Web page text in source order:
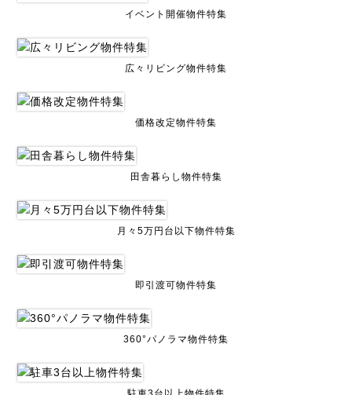
イベント開催物件特集
広々リビング物件特集
価格改定物件特集
田舎暮らし物件特集
月々5万円台以下物件特集
即引渡可物件特集
360°パノラマ物件特集